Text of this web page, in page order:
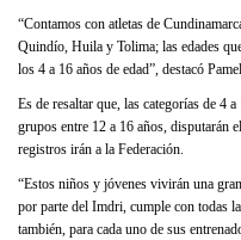
“Contamos con atletas de
Quindío, Huila y Tolima; las edades
los 4 a 16 años de edad”, destacó
Es de resaltar que, las categorías de 4
grupos entre 12 a 16 años, disputarán
registros irán a la Federación.
“Estos niños y jóvenes vivirán una
por parte del Imdri, cumple con todas
también, para cada uno de sus